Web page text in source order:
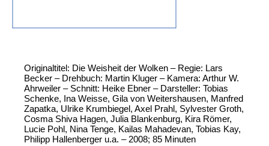
Originaltitel: Die Weisheit der Wolken – Regie: Lars
Becker – Drehbuch: Martin Kluger – Kamera: Arthur W.
Ahrweiler – Schnitt: Heike Ebner – Darsteller: Tobias
Schenke, Ina Weisse, Gila von Weitershausen, Manfred
Zapatka, Ulrike Krumbiegel, Axel Prahl, Sylvester Groth,
Cosma Shiva Hagen, Julia Blankenburg, Kira Römer,
Lucie Pohl, Nina Tenge, Kailas Mahadevan, Tobias Kay,
Philipp Hallenberger u.a. – 2008; 85 Minuten